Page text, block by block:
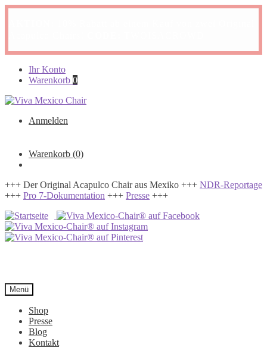
Navigation
Zum
Inhalt
Ihr Konto
Warenkorb 0
Anmelden
Warenkorb (0)
+++ Der Original Acapulco Chair aus Mexiko +++ NDR-Reportage
+++ Pro 7-Dokumentation +++ Presse +++
Menü
Shop
Presse
Blog
Kontakt